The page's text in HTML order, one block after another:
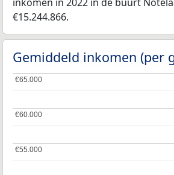
inkomen in 2022 in de buurt
€15.244.866.
Gemiddeld inkomen (per
€55.000
€55.000
€60.000
€60.000
€65.000
€65.000